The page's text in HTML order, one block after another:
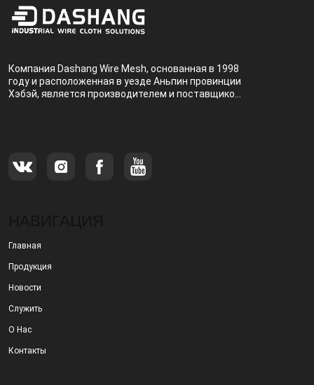
Компания Dashang Wire Mesh, основанная в 1998
году и расположенная в уезде Аньпин провинции
Хэбэй, является производителем и поставщиком,
Главная
Продукция
Новости
Служить
О Нас
Контакты